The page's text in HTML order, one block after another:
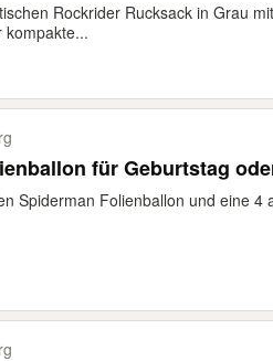
Rockrider Rucksack in Grau
kompakte...
für Geburtstag
Spiderman Folienballon und eine 4